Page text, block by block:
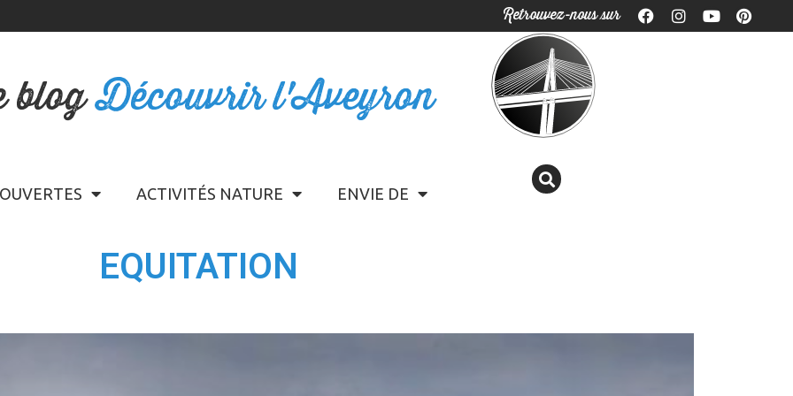
Retrouvez-nous sur
blogDécouvrir l'Aveyron
ACTIVITÉS NATURE ENVIE DE
EQUITATION